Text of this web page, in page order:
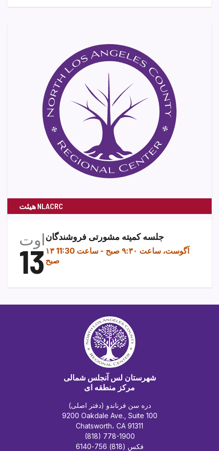
هیئت NLACRC
اوت
13
جلسه کمیته مشورتی فروشندگان
۱۳ آگوست، ساعت ۹:۳۰ صبح -
ساعت 11:30
صبح
شهرستان لس آنجلس شمالی
مرکز منطقه ای
دره سن فرناندو (دفتر اصلی)
9200 Oakdale Ave., Suite 100
Chatsworth، CA 91311
(818) 778-1900
فکس (818) 756-6140